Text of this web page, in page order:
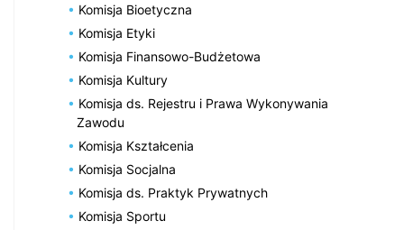
Komisja Bioetyczna
Komisja Etyki
Komisja Finansowo-Budżetowa
Komisja Kultury
Komisja ds. Rejestru i Prawa Wykonywania
Zawodu
Komisja Kształcenia
Komisja Socjalna
Komisja ds. Praktyk Prywatnych
Komisja Sportu